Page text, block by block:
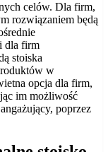
celów. Dla firm,
rozwiązaniem będą
dla firm
stoiska
w
opcja dla firm,
im możliwość
poprzez